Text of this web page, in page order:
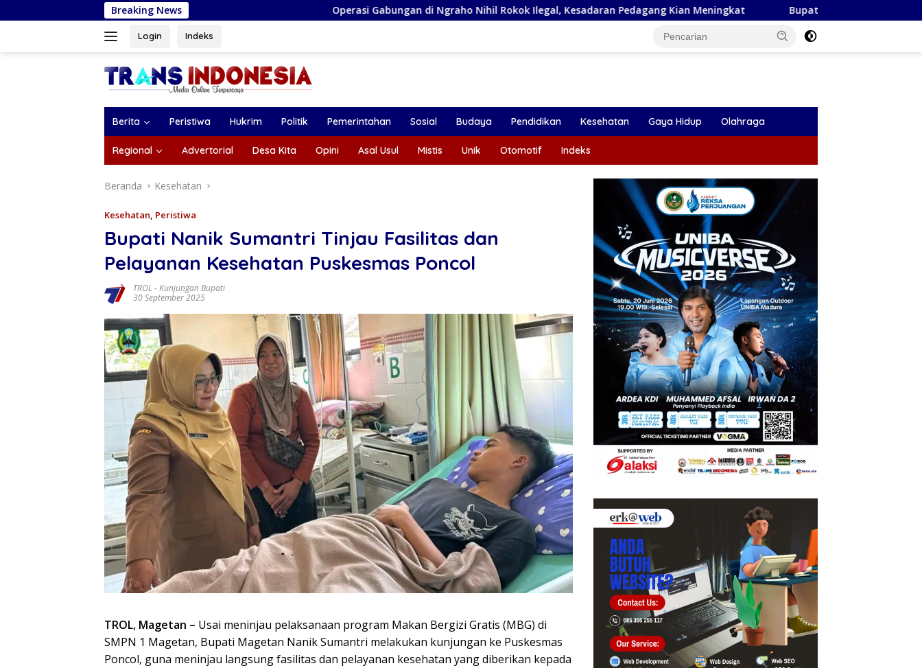
ke
Breaking News Operasi Gabungan di Ngraho Nihil Rokok Ilegal, Kesadaran Pedagang Kian Meningkat Bupati Magetan Hadiri Muscab Peradin,
Login Indeks
Berita Peristiwa Hukrim Politik Pemerintahan Sosial Budaya Pendidikan Kesehatan Gaya Hidup Olahraga
Regional Advertorial Desa Kita Opini Asal Usul Mistis Unik Otomotif Indeks
Beranda Kesehatan
Kesehatan, Peristiwa
Bupati Nanik Sumantri Tinjau Fasilitas dan
Pelayanan Kesehatan Puskesmas Poncol
TROL -Kunjungan Bupati
30 September 2025
TROL, Magetan – Usai meninjau pelaksanaan program Makan Bergizi Gratis (MBG) di
SMPN 1 Magetan, Bupati Magetan Nanik Sumantri melakukan kunjungan ke Puskesmas
Poncol, guna meninjau langsung fasilitas dan pelayanan kesehatan yang diberikan kepada